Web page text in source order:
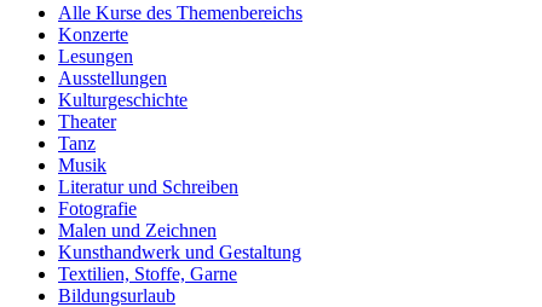
Alle Kurse des Themenbereichs
Konzerte
Lesungen
Ausstellungen
Kulturgeschichte
Theater
Tanz
Musik
Literatur und Schreiben
Fotografie
Malen und Zeichnen
Kunsthandwerk und Gestaltung
Textilien, Stoffe, Garne
Bildungsurlaub